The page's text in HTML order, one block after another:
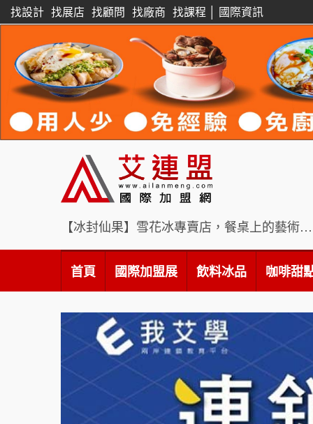
找設計 找展店 找顧問 找廠商 找課程 國際資訊
【冰封仙果】雪花冰專賣店，餐桌上的藝術饗宴
首頁 國際加盟展 飲料冰品 咖啡甜